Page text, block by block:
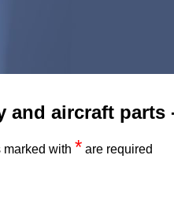
aircraft parts
with * are required